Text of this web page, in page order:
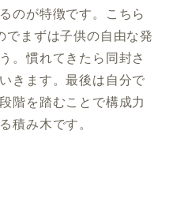
のが特徴です。こちら
でまずは子供の自由な発
。慣れてきたら同封さ
きます。最後は自分で
階を踏むことで構成力
積み木です。